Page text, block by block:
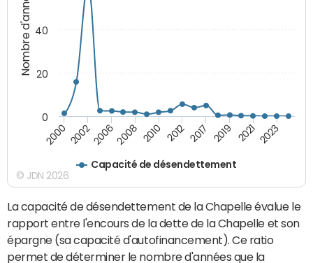
Nombre d'années
Capacité de désendettement
2000 200220062008 2010 2012 2017 2019 2021 2023
0
20
40
© JDN 2026
La capacité de désendettement de la Chapelle évalue le
rapport entre l'encours de la dette de la Chapelle et son
épargne (sa capacité d'autofinancement). Ce ratio
permet de déterminer le nombre d'années que la